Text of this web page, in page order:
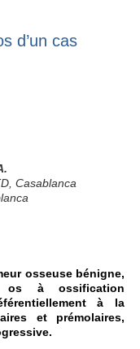
d’un cas
Casablanca
osseuse bénigne,
os à ossification
à la
et prémolaires,